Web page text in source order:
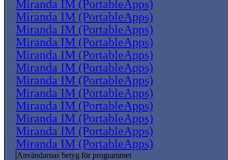
Miranda IM (PortableApps)
Miranda IM (PortableApps)
Miranda IM (PortableApps)
Miranda IM (PortableApps)
Miranda IM (PortableApps)
Miranda IM (PortableApps)
Miranda IM (PortableApps)
Miranda IM (PortableApps)
Miranda IM (PortableApps)
Miranda IM (PortableApps)
Miranda IM (PortableApps)
Miranda IM (PortableApps)
Användarnas betyg för programmet